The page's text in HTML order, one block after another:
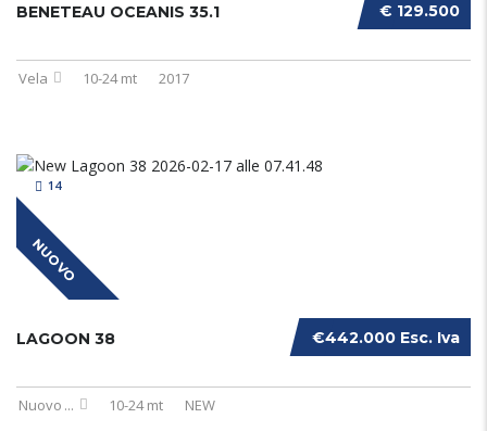
€ 129.500
BENETEAU OCEANIS 35.1
Vela 10-24 mt 2017
NUOVO
14
€442.000 Esc. Iva
LAGOON 38
Nuovo ... 10-24 mt NEW